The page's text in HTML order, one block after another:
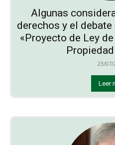
Algunas
derechos y el
«Proyecto de Ley
23/07/
Leer